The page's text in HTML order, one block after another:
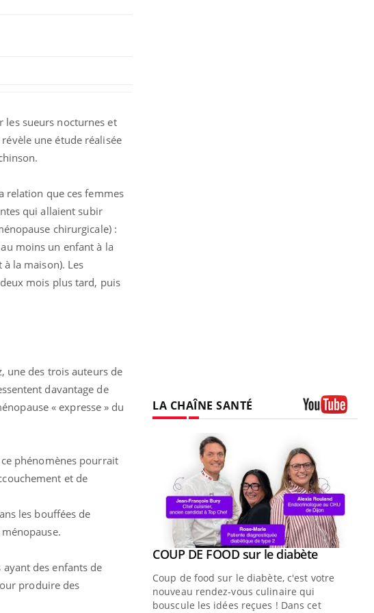
les sueurs nocturnes et
une étude réalisée
relation que ces femmes
qui allaient subir
chirurgicale) :
moins un enfant à la
la maison). Les
mois plus tard, puis
une des trois auteurs de
davantage de
« expresse » du
phénomènes pourrait
et de
les bouffées de
des enfants de
produire des
LA CHAÎNE SANTÉ
Youtube
sur le diabète, c'est votre
vous culinaire qui